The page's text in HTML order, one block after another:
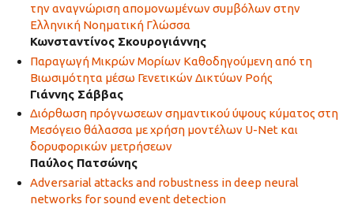
την αναγνώριση απομονωμένων συμβόλων στην
Ελληνική Νοηματική Γλώσσα
Κωνσταντίνος Σκουρογιάννης
Παραγωγή Μικρών Μορίων Καθοδηγούμενη από τη
Βιωσιμότητα μέσω Γενετικών Δικτύων Ροής
Γιάννης Σάββας
Διόρθωση πρόγνωσεων σημαντικού ύψους κύματος στη
Μεσόγειο θάλασσα με χρήση μοντέλων U-Net και
δορυφορικών μετρήσεων
Παύλος Πατσώνης
Adversarial attacks and robustness in deep neural
networks for sound event detection